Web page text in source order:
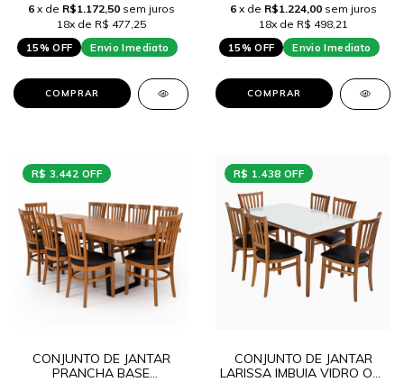
6 x de R$1.172,50 sem juros
18x de R$ 477,25
15% OFF
Envio Imediato
COMPRAR
6 x de R$1.224,00 sem juros
18x de R$ 498,21
15% OFF
Envio Imediato
COMPRAR
R$ 3.442 OFF
CONJUNTO DE JANTAR
PRANCHA BASE
R$ 1.438 OFF
CONJUNTO DE JANTAR
LARISSA IMBUIA VIDRO OFF